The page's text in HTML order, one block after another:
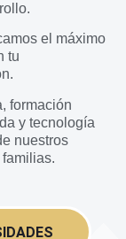
el máximo
tu
formación
y tecnología
nuestros